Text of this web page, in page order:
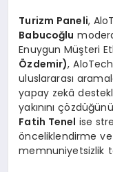
Turizm Paneli,
Babucoğlu
Enuygun Müşteri
Özdemir),
uluslararası
yapay zekâ
yakınını
Fatih Tenel ise
önceliklendirme
memnuniyetsizlik